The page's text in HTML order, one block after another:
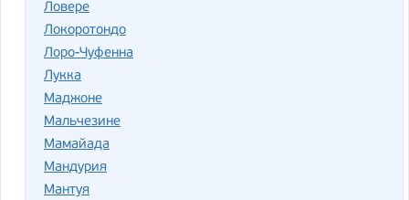
Ловере
Локоротондо
Лоро-Чуфенна
Лукка
Маджоне
Мальчезине
Мамайада
Мандурия
Мантуя